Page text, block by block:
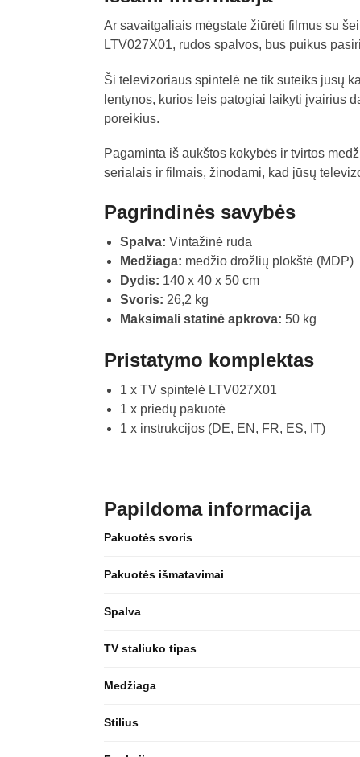
Ar savaitgaliais mėgstate žiūrėti filmus su
LTV027X01, rudos spalvos, bus puikus
Ši televizoriaus spintelė ne tik suteiks jūsų
lentynos, kurios leis patogiai laikyti įvairius
poreikius.
Pagaminta iš aukštos kokybės ir tvirtos
serialais ir filmais, žinodami, kad jūsų
Pagrindinės savybės
Spalva: Vintažinė ruda
Medžiaga: medžio drožlių plokštė (MDP)
Dydis: 140 x 40 x 50 cm
Svoris: 26,2 kg
Maksimali statinė apkrova: 50 kg
Pristatymo komplektas
1 x TV spintelė LTV027X01
1 x priedų pakuotė
1 x instrukcijos (DE, EN, FR, ES, IT)
Papildoma informacija
Pakuotės svoris
Pakuotės išmatavimai
Spalva
TV staliuko tipas
Medžiaga
Stilius